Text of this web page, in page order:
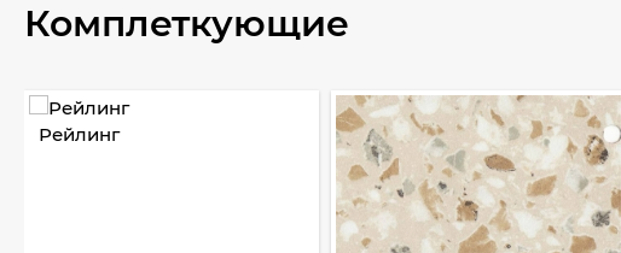
Комплеткующие
Рейлинг